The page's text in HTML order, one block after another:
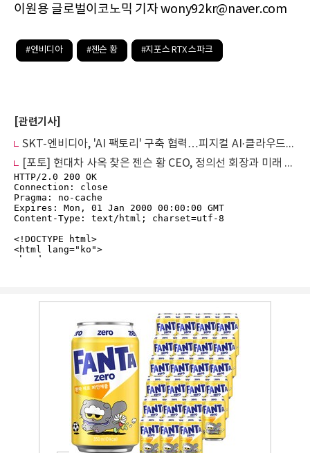
이원용 글로벌이코노믹 기자 wony92kr@naver.com
#엔비디아 #젠슨 황 #지포스 RTX 스파크
[관련기사]
SKT-엔비디아, 'AI 팩토리' 구축 협력…피지컬 AI·클라우드 전방위 확대
[포토] 현대차 사옥 찾은 젠슨 황 CEO, 정의선 회장과 미래 기술 관람